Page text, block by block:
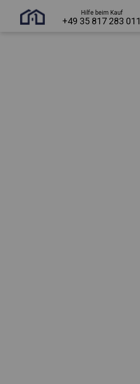
Hilfe beim Kauf
+49 35 817 283 011